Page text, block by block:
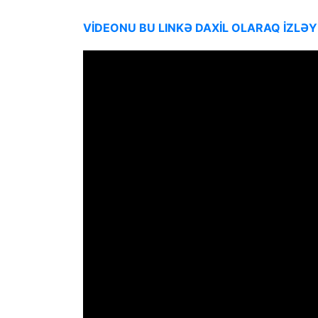
VİDEONU BU LINKƏ DAXİL OLARAQ